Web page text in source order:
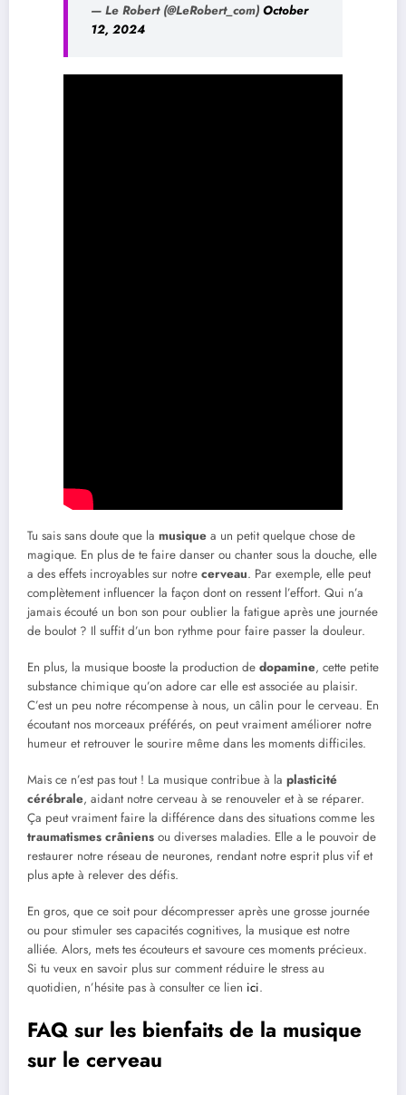
— Le Robert (@LeRobert_com) October
12, 2024
Tu sais sans doute que la musique a un petit quelque chose de
magique. En plus de te faire danser ou chanter sous la douche, elle
a des effets incroyables sur notre cerveau. Par exemple, elle peut
complètement influencer la façon dont on ressent l’effort. Qui n’a
jamais écouté un bon son pour oublier la fatigue après une journée
de boulot ? Il suffit d’un bon rythme pour faire passer la douleur.
En plus, la musique booste la production de dopamine, cette petite
substance chimique qu’on adore car elle est associée au plaisir.
C’est un peu notre récompense à nous, un câlin pour le cerveau. En
écoutant nos morceaux préférés, on peut vraiment améliorer notre
humeur et retrouver le sourire même dans les moments difficiles.
Mais ce n’est pas tout ! La musique contribue à la plasticité
cérébrale, aidant notre cerveau à se renouveler et à se réparer.
Ça peut vraiment faire la différence dans des situations comme les
traumatismes crâniens ou diverses maladies. Elle a le pouvoir de
restaurer notre réseau de neurones, rendant notre esprit plus vif et
plus apte à relever des défis.
En gros, que ce soit pour décompresser après une grosse journée
ou pour stimuler ses capacités cognitives, la musique est notre
alliée. Alors, mets tes écouteurs et savoure ces moments précieux.
Si tu veux en savoir plus sur comment réduire le stress au
quotidien, n’hésite pas à consulter ce lien ici.
FAQ sur les bienfaits de la musique
sur le cerveau